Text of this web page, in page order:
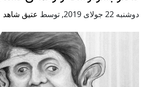
دوشنبه 22 جولای 2019 , توسط عتیق شاهد